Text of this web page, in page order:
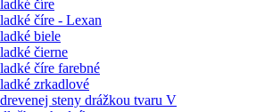
číre
číre - Lexan
biele
čierne
číre farebné
zrkadlové
steny drážkou tvaru V